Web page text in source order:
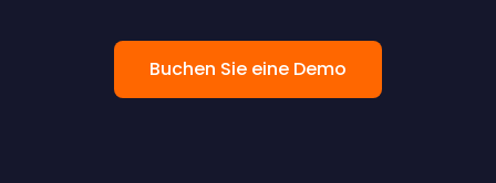
Buchen Sie eine Demo